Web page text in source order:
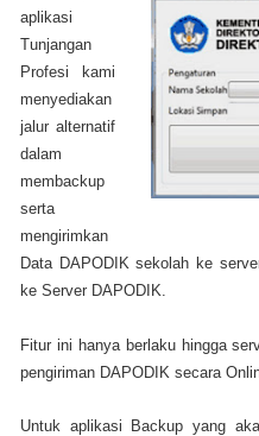
aplikasi
Tunjangan
Profesi kami
menyediakan
jalur alternatif
dalam
membackup
serta
mengirimkan
Data DAPODIK sekolah ke
ke Server DAPODIK.
Fitur ini hanya berlaku hingga
pengiriman DAPODIK secara
Untuk aplikasi Backup yang